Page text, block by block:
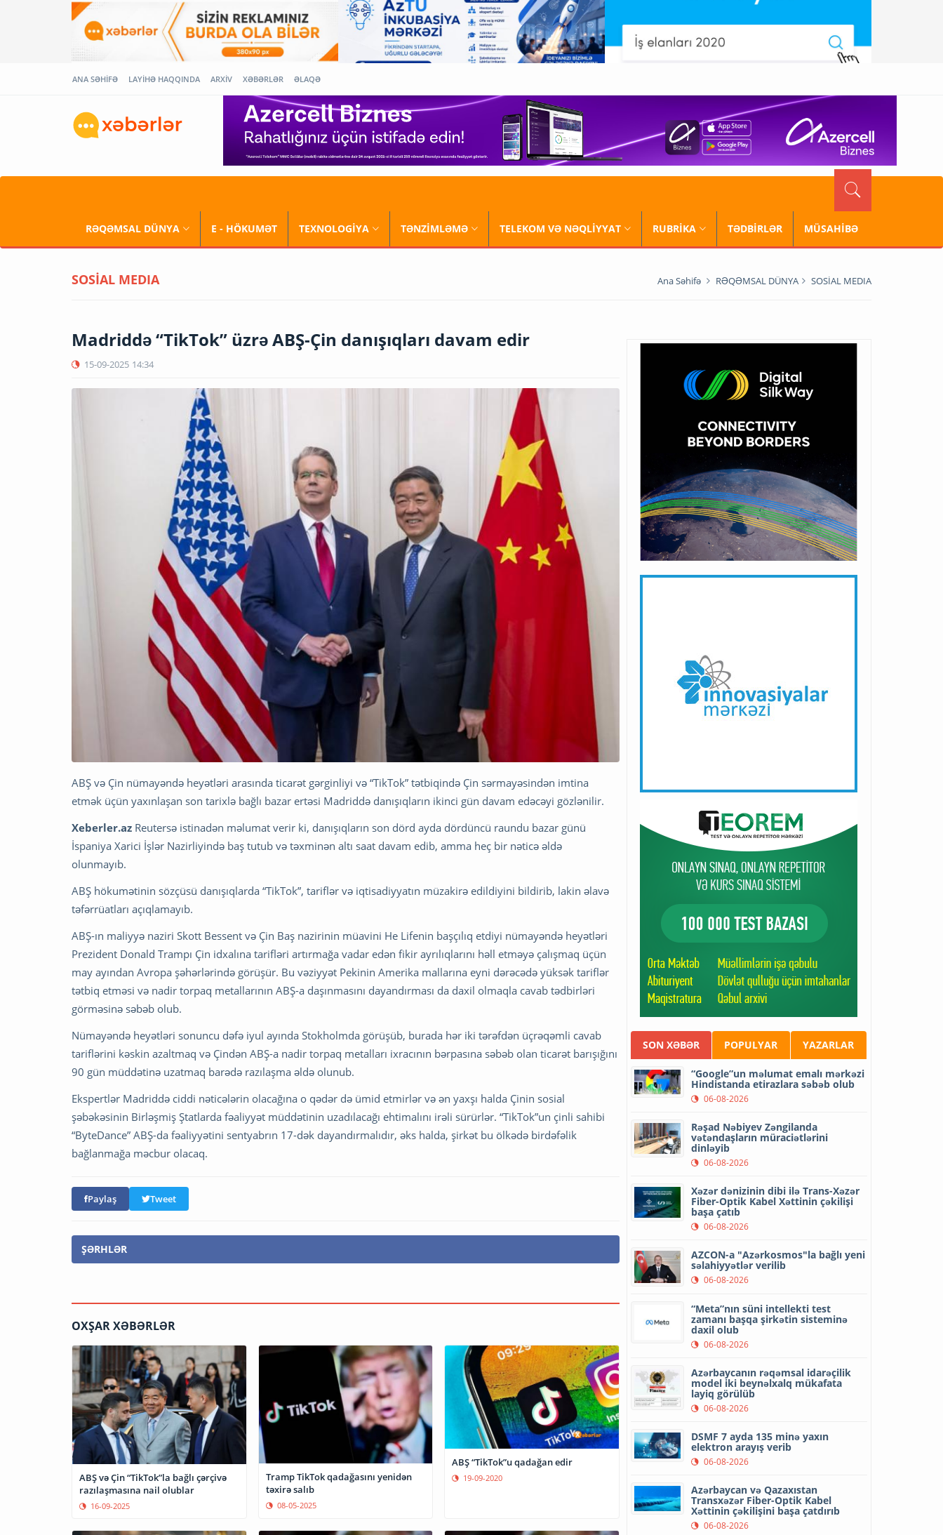
ANA SƏHİFƏ LAYİHƏ HAQQINDA ARXİV XƏBƏRLƏR ƏLAQƏ
RƏQƏMSAL DÜNYA E - HÖKUMƏT TEXNOLOGİYA TƏNZİMLƏMƏ TELEKOM VƏ NƏQLİYYAT RUBRİKA TƏDBİRLƏR MÜSAHİBƏ
SOSİAL MEDIA Ana Səhifə RƏQƏMSAL DÜNYA SOSİAL MEDIA
Madriddə “TikTok” üzrə ABŞ-Çin danışıqları davam edir
15-09-2025 14:34
ABŞ və Çin nümayəndə heyətləri arasında ticarət gərginliyi və “TikTok” tətbiqində Çin sərmayəsindən imtina
etmək üçün yaxınlaşan son tarixlə bağlı bazar ertəsi Madriddə danışıqların ikinci gün davam edəcəyi gözlənilir.
Xeberler.az Reutersə istinadən məlumat verir ki, danışıqların son dörd ayda dördüncü raundu bazar günü
İspaniya Xarici İşlər Nazirliyində baş tutub və təxminən altı saat davam edib, amma heç bir nəticə əldə
olunmayıb.
ABŞ hökumətinin sözçüsü danışıqlarda “TikTok”, tariflər və iqtisadiyyatın müzakirə edildiyini bildirib, lakin əlavə
təfərrüatları açıqlamayıb.
ABŞ-ın maliyyə naziri Skott Bessent və Çin Baş nazirinin müavini He Lifenin başçılıq etdiyi nümayəndə heyətləri
Prezident Donald Trampı Çin idxalına tarifləri artırmağa vadar edən fikir ayrılıqlarını həll etməyə çalışmaq üçün
may ayından Avropa şəhərlərində görüşür. Bu vəziyyət Pekinin Amerika mallarına eyni dərəcədə yüksək tariflər
tətbiq etməsi və nadir torpaq metallarının ABŞ-a daşınmasını dayandırması da daxil olmaqla cavab tədbirləri
görməsinə səbəb olub.
Nümayəndə heyətləri sonuncu dəfə iyul ayında Stokholmda görüşüb, burada hər iki tərəfdən üçrəqəmli cavab
tariflərini kəskin azaltmaq və Çindən ABŞ-a nadir torpaq metalları ixracının bərpasına səbəb olan ticarət barışığını
90 gün müddətinə uzatmaq barədə razılaşma əldə olunub.
Ekspertlər Madriddə ciddi nəticələrin olacağına o qədər də ümid etmirlər və ən yaxşı halda Çinin sosial
şəbəkəsinin Birləşmiş Ştatlarda fəaliyyət müddətinin uzadılacağı ehtimalını irəli sürürlər. “TikTok”un çinli sahibi
“ByteDance” ABŞ-da fəaliyyətini sentyabrın 17-dək dayandırmalıdır, əks halda, şirkət bu ölkədə birdəfəlik
bağlanmağa məcbur olacaq.
Paylaş Tweet
ŞƏRHLƏR
OXŞAR XƏBƏRLƏR
ABŞ və Çin “TikTok”la bağlı çərçivə
razılaşmasına nail olublar
16-09-2025
Tramp TikTok qadağasını yenidən
təxirə salıb
08-05-2025
ABŞ “TikTok”u qadağan edir
19-09-2020
SON XƏBƏR POPULYAR YAZARLAR
“Google”un məlumat emalı mərkəzi
Hindistanda etirazlara səbəb olub
06-08-2026
Rəşad Nəbiyev Zəngilanda
vətəndaşların müraciətlərini
dinləyib
06-08-2026
Xəzər dənizinin dibi ilə Trans-Xəzər
Fiber-Optik Kabel Xəttinin çəkilişi
başa çatıb
06-08-2026
AZCON-a "Azərkosmos"la bağlı yeni
səlahiyyətlər verilib
06-08-2026
“Meta”nın süni intellekti test
zamanı başqa şirkətin sisteminə
daxil olub
06-08-2026
Azərbaycanın rəqəmsal idarəçilik
model iki beynəlxalq mükafata
layiq görülüb
06-08-2026
DSMF 7 ayda 135 minə yaxın
elektron arayış verib
06-08-2026
Azərbaycan və Qazaxıstan
Transxəzər Fiber-Optik Kabel
Xəttinin çəkilişini başa çatdırıb
06-08-2026